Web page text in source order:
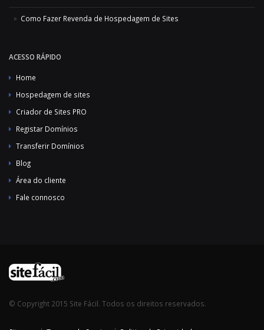
Como Fazer Revenda de Hospedagem de Sites
ACESSO RÁPIDO
Home
Hospedagem de sites
Criador de Sites PRO
Registar Domínios
Transferir Domínios
Blog
Área do cliente
Fale connosco
© Copyright 2015 Site Fácil. Todos os direitos reservados.